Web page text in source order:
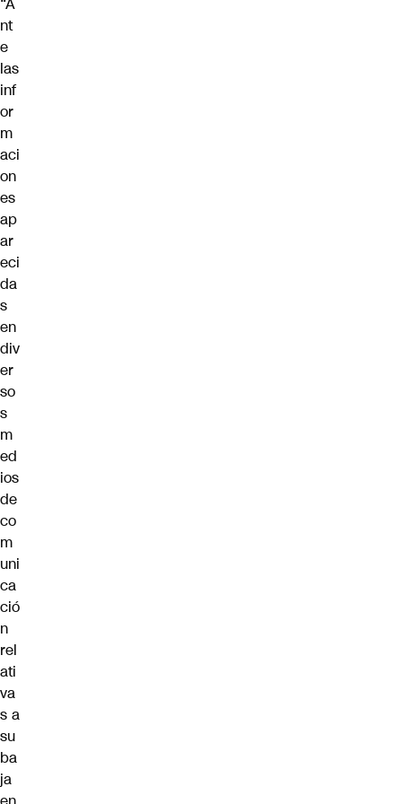
nt
e
las
inf
or
m
aci
on
es
ap
ar
eci
da
s
en
div
er
so
s
m
ed
ios
de
co
m
uni
ca
ció
n
rel
ati
va
s a
su
ba
ja